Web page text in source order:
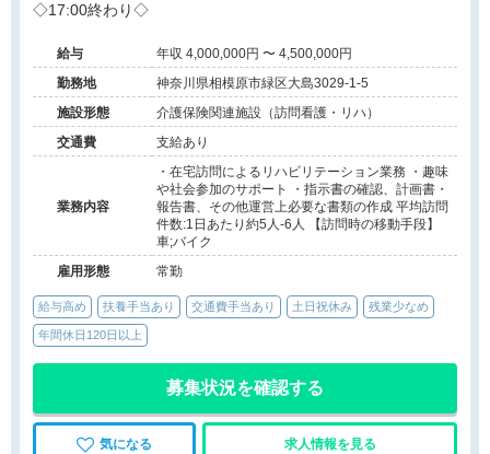
◇17:00終わり◇
給与
年収 4,000,000円 〜 4,500,000円
勤務地
神奈川県相模原市緑区大島3029-1-5
施設形態
介護保険関連施設（訪問看護・リハ）
交通費
支給あり
業務内容
・在宅訪問によるリハビリテーション業務 ・趣味
や社会参加のサポート ・指示書の確認、計画書・
報告書、その他運営上必要な書類の作成 平均訪問
件数:1日あたり約5人-6人 【訪問時の移動手段】
車;バイク
雇用形態
常勤
給与高め 扶養手当あり 交通費手当あり 土日祝休み 残業少なめ
年間休日120日以上
募集状況を確認する
気になる 求人情報を見る